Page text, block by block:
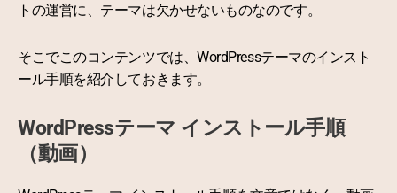
トの運営に、テーマは欠かせないものなのです。
そこでこのコンテンツでは、WordPressテーマのインスト
ール手順を紹介しておきます。
WordPressテーマ インストール手順
（動画）